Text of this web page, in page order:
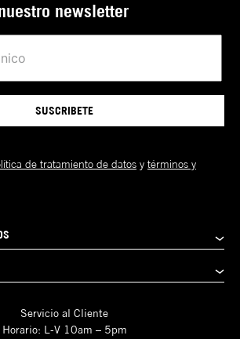
newsletter
SUSCRIBETE
de tratamiento de datos ytérminos y
Servicio al Cliente
Horario: L-V 10am – 5pm